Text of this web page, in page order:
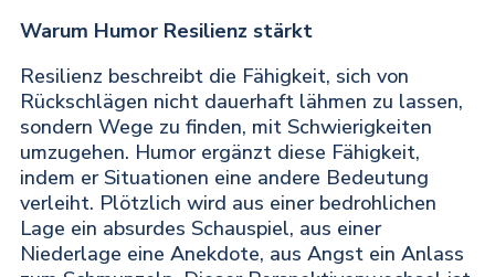
Warum Humor Resilienz stärkt
Resilienz beschreibt die Fähigkeit, sich von
Rückschlägen nicht dauerhaft lähmen zu lassen,
sondern Wege zu finden, mit Schwierigkeiten
umzugehen. Humor ergänzt diese Fähigkeit,
indem er Situationen eine andere Bedeutung
verleiht. Plötzlich wird aus einer bedrohlichen
Lage ein absurdes Schauspiel, aus einer
Niederlage eine Anekdote, aus Angst ein Anlass